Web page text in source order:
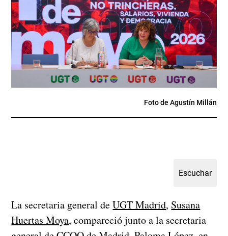
Foto de Agustín Millán
La secretaria general deUGT Madrid, Susana
Huertas Moya, compareció junto a la secretaria